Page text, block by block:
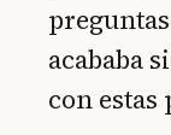
acababa
con estas